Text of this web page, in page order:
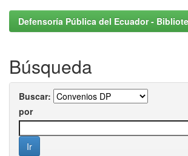
Defensoría Pública del Ecuador -
Búsqueda
Buscar:
por